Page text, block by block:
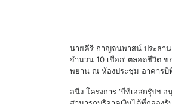
นายคีรี กาญจนพาสน์ ประธา
จํานวน 10 เชือก’ ตลอดชีวิต
พยาน ณ ห้องประชุม อาคาร
อนึ่ง โครงการ ‘บีทีเอสกรุ๊ปฯ